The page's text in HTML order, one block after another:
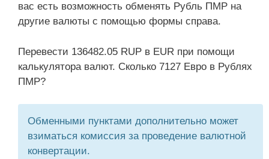
вас есть возможность обменять Рубль ПМР на
другие валюты с помощью формы справа.
Перевести 136482.05 RUP в EUR при помощи
калькулятора валют. Сколько 7127 Евро в Рублях
ПМР?
Обменными пунктами дополнительно может
взиматься комиссия за проведение валютной
конвертации.